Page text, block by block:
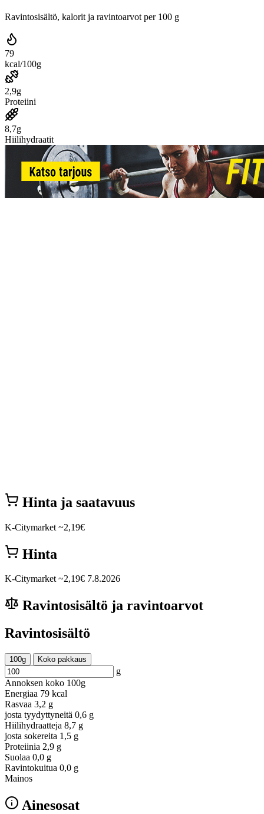
Ravintosisältö, kalorit ja ravintoarvot per 100 g
79
kcal/100g
2,9g
Proteiini
8,7g
Hiilihydraatit
Hinta ja saatavuus
K-Citymarket ~2,19€
Hinta
K-Citymarket ~2,19€ 7.8.2026
Ravintosisältö ja ravintoarvot
Ravintosisältö
100g Koko pakkaus
g
Annoksen koko 100g
Energiaa 79 kcal
Rasvaa 3,2 g
josta tyydyttyneitä 0,6 g
Hiilihydraatteja 8,7 g
josta sokereita 1,5 g
Proteiinia 2,9 g
Suolaa 0,0 g
Ravintokuitua 0,0 g
Mainos
Ainesosat